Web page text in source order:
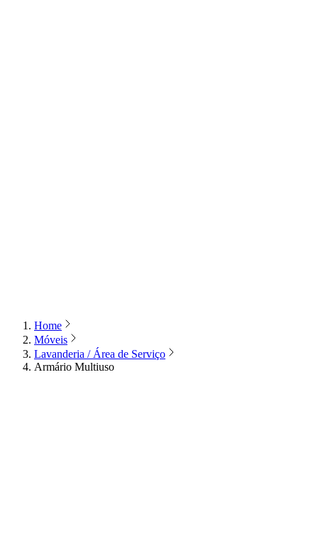
Home
Móveis
Lavanderia / Área de Serviço
Armário Multiuso